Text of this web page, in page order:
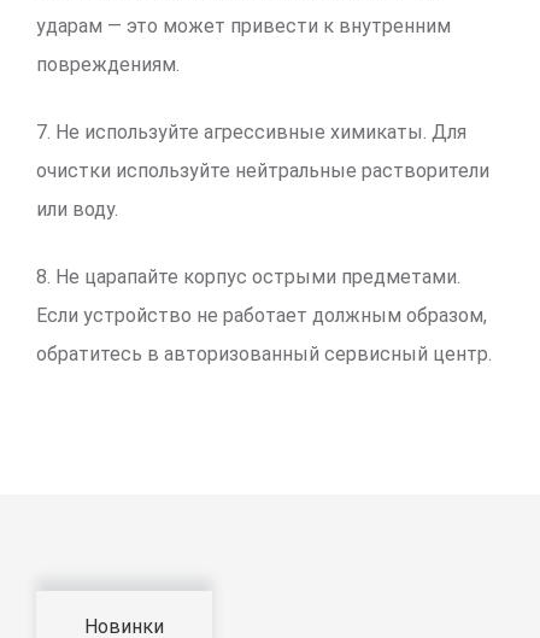
ударам — это может привести к внутренним
повреждениям.
7. Не используйте агрессивные химикаты. Для
очистки используйте нейтральные растворители
или воду.
8. Не царапайте корпус острыми предметами.
Если устройство не работает должным образом,
обратитесь в авторизованный сервисный центр.
Новинки